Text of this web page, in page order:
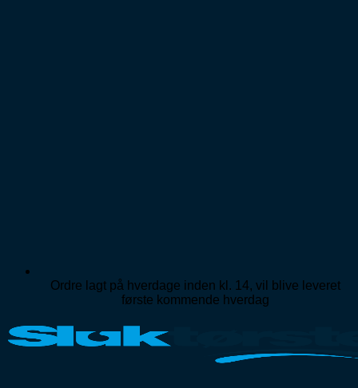
Ordre lagt på hverdage inden kl. 14, vil blive leveret
første kommende hverdag